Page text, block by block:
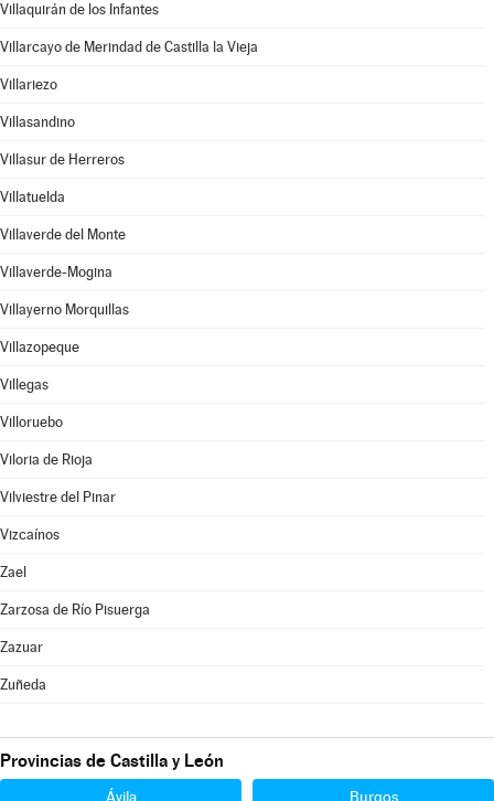
Villaquirán de los Infantes
Villarcayo de Merindad de Castilla la Vieja
Villariezo
Villasandino
Villasur de Herreros
Villatuelda
Villaverde del Monte
Villaverde-Mogina
Villayerno Morquillas
Villazopeque
Villegas
Villoruebo
Viloria de Rioja
Vilviestre del Pinar
Vizcaínos
Zael
Zarzosa de Río Pisuerga
Zazuar
Zuñeda
Provincias de Castilla y León
Ávila Burgos